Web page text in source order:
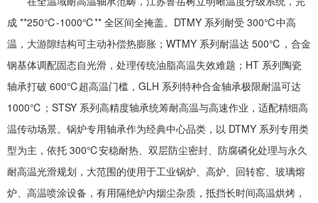
成 **250℃-1000℃** 全区间全掩盖。DTMY 系列耐受 300℃中高
温，大游隙结构可主动补偿热膨胀；WTMY 系列耐温达 500℃，合金
钢基体调配固态自光滑，处理传统油脂高温失效难题；HT 系列陶瓷
轴承打破 600℃超高温门槛，GLH 系列特种合金轴承极限耐温可达
1000℃；STSY 系列高精度轴承统筹耐高温与高速作业，适配精细高
温传动场景。锅炉专用轴承作为经典中心品类，以 DTMY 系列专用类
型为主，依托 300℃安稳耐热、双层防尘密封、防腐磷化处理与永久
耐高温光滑规划，大范围的使用于工业锅炉、高炉、回转窑、玻璃熔
炉、高温喷涂设备，有用隔绝炉内烟尘杂质，抵挡长时间高温烘烤，